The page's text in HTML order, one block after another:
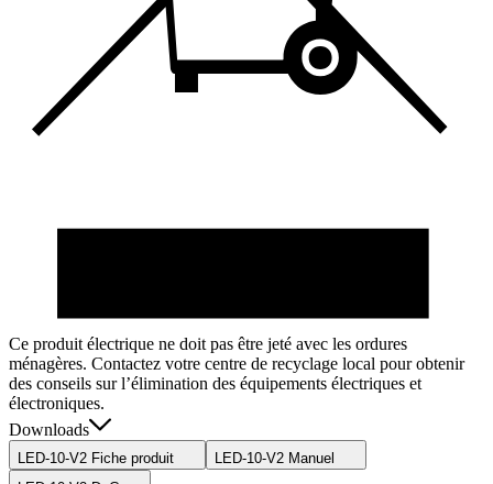
Ce produit électrique ne doit pas être jeté avec les ordures
ménagères. Contactez votre centre de recyclage local pour obtenir
des conseils sur l’élimination des équipements électriques et
électroniques.
Downloads
LED-10-V2 Fiche produit
LED-10-V2 Manuel